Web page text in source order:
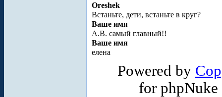
Oreshek
Встаньте, дети, встаньте в круг?
Ваше имя
А.В. самый главный!!
Ваше имя
елена
Powered by
for